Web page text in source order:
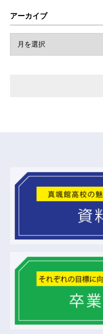
アーカイブ